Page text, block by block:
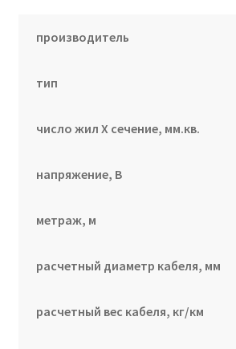
производитель
тип
число жил Х сечение, мм.кв.
напряжение, В
метраж, м
расчетный диаметр кабеля, мм
расчетный вес кабеля, кг/км